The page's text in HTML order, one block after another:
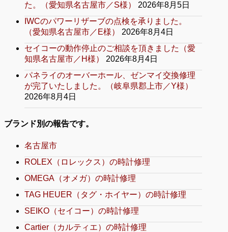
た。（愛知県名古屋市／S様）
2026年8月5日
IWCのパワーリザーブの点検を承りました。
（愛知県名古屋市／E様）
2026年8月4日
セイコーの動作停止のご相談を頂きました（愛
知県名古屋市／H様）
2026年8月4日
パネライのオーバーホール、ゼンマイ交換修理
が完了いたしました。（岐阜県郡上市／Y様）
2026年8月4日
ブランド別の報告です。
名古屋市
ROLEX（ロレックス）の時計修理
OMEGA（オメガ）の時計修理
TAG HEUER（タグ・ホイヤー）の時計修理
SEIKO（セイコー）の時計修理
Cartier（カルティエ）の時計修理